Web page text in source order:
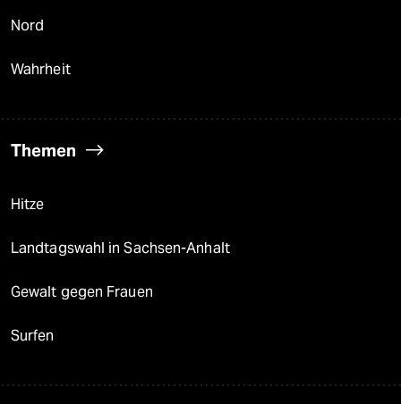
Nord
Wahrheit
Themen
Hitze
Landtagswahl in Sachsen-Anhalt
Gewalt gegen Frauen
Surfen